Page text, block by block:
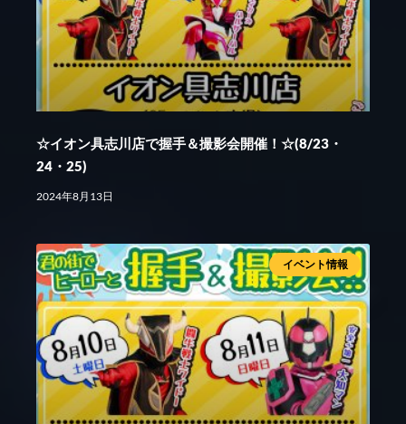
☆イオン具志川店で握手＆撮影会開催！☆(8/23・
24・25)
2024年8月13日
イベント情報